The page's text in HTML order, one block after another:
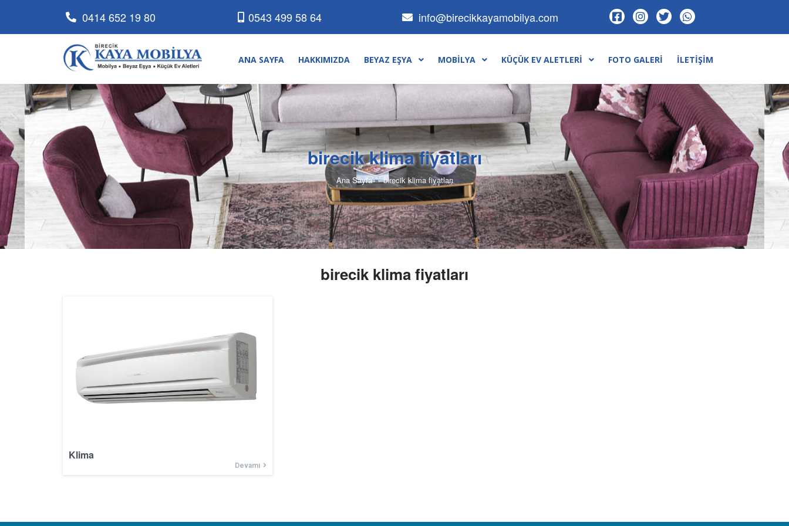
0414 652 19 80 0543 499 58 64 info@birecikkayamobilya.com
ANA SAYFA HAKKIMIZDA BEYAZ EŞYA MOBILYA KÜÇÜK EV ALETLERI FOTO GALERI İLETIŞIM
birecik klima fiyatları
Ana Sayfa»birecik klima fiyatları
birecik klima fiyatları
Klima
Devamı